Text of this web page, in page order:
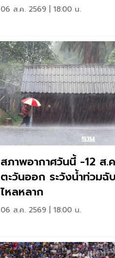
06 ส.ค. 2569 | 18:00 น.
สภาพอากาศวันนี้ -12 ส.
ตะวันออก ระวังน้ำท่วมฉั
ไหลหลาก
06 ส.ค. 2569 | 18:00 น.